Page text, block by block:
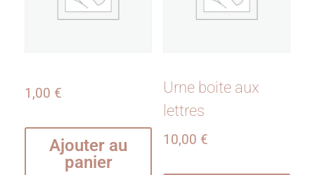
1,00 €
Ajouter au
panier
Urne boite aux
lettres
10,00 €